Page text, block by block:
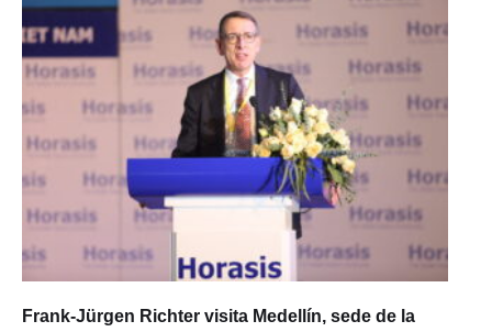
Frank-Jürgen Richter visita Medellín, sede de la